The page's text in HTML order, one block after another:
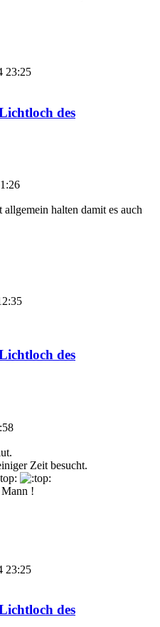
23:25
des
halten damit es auch
des
Zeit besucht.
!
23:25
des